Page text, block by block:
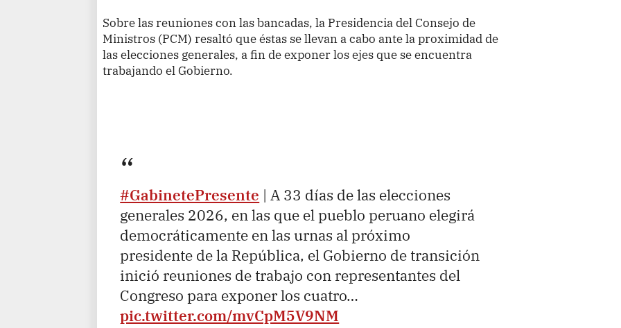
Sobre las reuniones con las bancadas, la Presidencia del Consejo de
Ministros (PCM) resaltó que éstas se llevan a cabo ante la proximidad de
las elecciones generales, a fin de exponer los ejes que se encuentra
trabajando el Gobierno.
#GabinetePresente | A 33 días de las elecciones
generales 2026, en las que el pueblo peruano elegirá
democráticamente en las urnas al próximo
presidente de la República, el Gobierno de transición
inició reuniones de trabajo con representantes del
Congreso para exponer los cuatro…
pic.twitter.com/mvCpM5V9NM